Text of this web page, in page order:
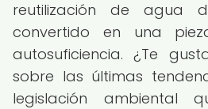
reutilización de agua
convertido en una
autosuficiencia. ¿Te
sobre las últimas
legislación ambiental